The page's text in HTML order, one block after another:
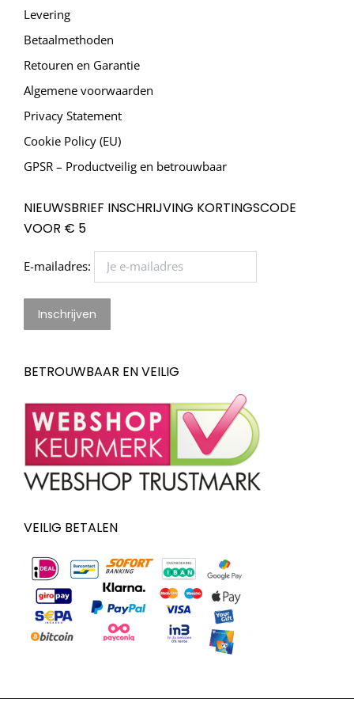
Levering
Betaalmethoden
Retouren en Garantie
Algemene voorwaarden
Privacy Statement
Cookie Policy (EU)
GPSR – Productveilig en betrouwbaar
NIEUWSBRIEF INSCHRIJVING KORTINGSCODE
VOOR € 5
E-mailadres:
BETROUWBAAR EN VEILIG
VEILIG BETALEN